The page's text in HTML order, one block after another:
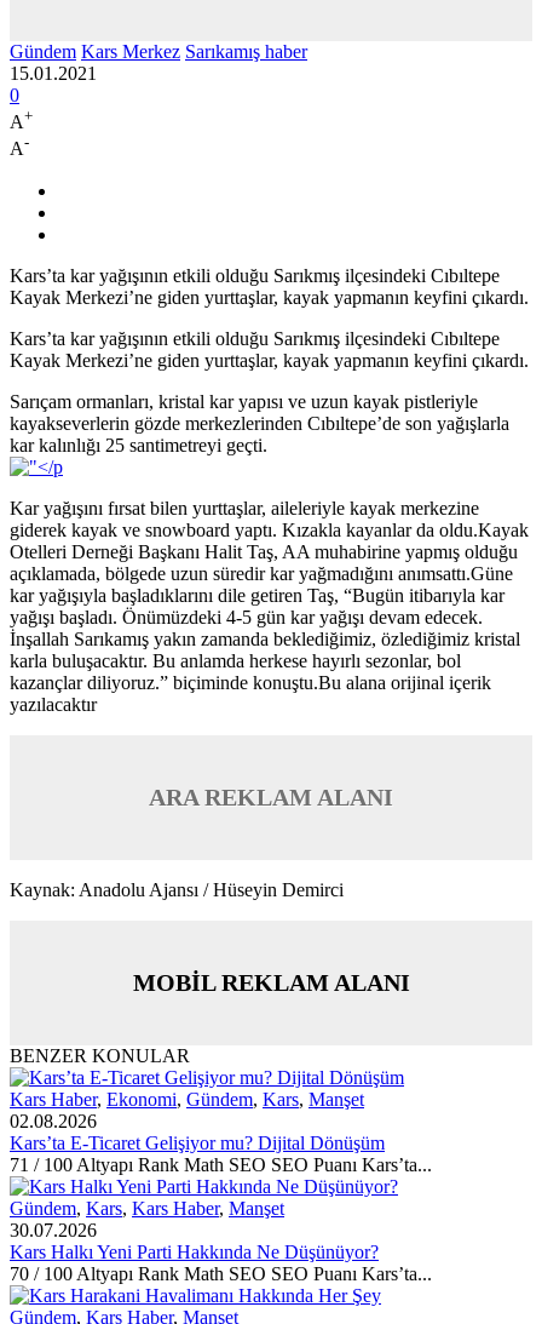
Gündem Kars Merkez Sarıkamış haber
15.01.2021
0
A+
A-
Kars’ta kar yağışının etkili olduğu Sarıkmış ilçesindeki Cıbıltepe
Kayak Merkezi’ne giden yurttaşlar, kayak yapmanın keyfini çıkardı.
Kars’ta kar yağışının etkili olduğu Sarıkmış ilçesindeki Cıbıltepe
Kayak Merkezi’ne giden yurttaşlar, kayak yapmanın keyfini çıkardı.
Sarıçam ormanları, kristal kar yapısı ve uzun kayak pistleriyle
kayakseverlerin gözde merkezlerinden Cıbıltepe’de son yağışlarla
kar kalınlığı 25 santimetreyi geçti.
Kar yağışını fırsat bilen yurttaşlar, aileleriyle kayak merkezine
giderek kayak ve snowboard yaptı. Kızakla kayanlar da oldu.Kayak
Otelleri Derneği Başkanı Halit Taş, AA muhabirine yapmış olduğu
açıklamada, bölgede uzun süredir kar yağmadığını anımsattı.Güne
kar yağışıyla başladıklarını dile getiren Taş, “Bugün itibarıyla kar
yağışı başladı. Önümüzdeki 4-5 gün kar yağışı devam edecek.
İnşallah Sarıkamış yakın zamanda beklediğimiz, özlediğimiz kristal
karla buluşacaktır. Bu anlamda herkese hayırlı sezonlar, bol
kazançlar diliyoruz.” biçiminde konuştu.Bu alana orijinal içerik
yazılacaktır
ARA REKLAM ALANI
Kaynak: Anadolu Ajansı / Hüseyin Demirci
MOBİL REKLAM ALANI
BENZER KONULAR
Kars Haber, Ekonomi, Gündem, Kars, Manşet
02.08.2026
Kars’ta E-Ticaret Gelişiyor mu? Dijital Dönüşüm
71 / 100 Altyapı Rank Math SEO SEO Puanı Kars’ta...
Gündem, Kars, Kars Haber, Manşet
30.07.2026
Kars Halkı Yeni Parti Hakkında Ne Düşünüyor?
70 / 100 Altyapı Rank Math SEO SEO Puanı Kars’ta...
Gündem, Kars Haber, Manşet